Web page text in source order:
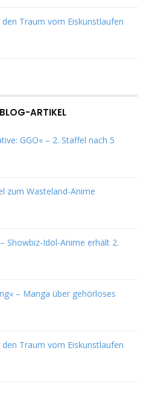
Traum vom Eiskunstlaufen
ARTIKEL
GGO« – 2. Staffel nach 5
zum Wasteland-Anime
Showbiz-Idol-Anime erhält 2.
– Manga über gehörloses
Traum vom Eiskunstlaufen